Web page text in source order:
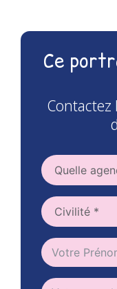
Ce
Contactez